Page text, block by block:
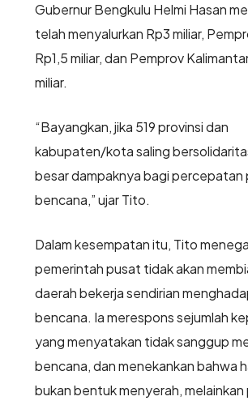
Gubernur Bengkulu Helmi Hasan
telah menyalurkan Rp3 miliar,
Rp1,5 miliar, dan Pemprov
miliar.
“Bayangkan, jika 519 provinsi dan
kabupaten/kota saling
besar dampaknya bagi percepatan
bencana,” ujar Tito.
Dalam kesempatan itu, Tito
pemerintah pusat tidak akan
daerah bekerja sendirian
bencana. Ia merespons sejumlah
yang menyatakan tidak sanggup
bencana, dan menekankan bahwa
bukan bentuk menyerah,